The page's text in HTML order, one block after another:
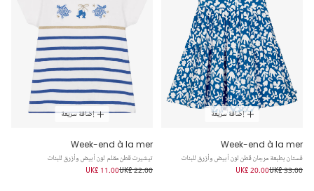
إضافة سريعة
Week-end à la mer
فستان بطبعة مرجان قطن لون أبيض وأزرق للبنات
UK£ 33.00
UK£ 20.00
إضافة سريعة
Week-end à la mer
تيشيرت قطن مقلم لون أبيض وأزرق للبنات
UK£ 22.00
UK£ 11.00